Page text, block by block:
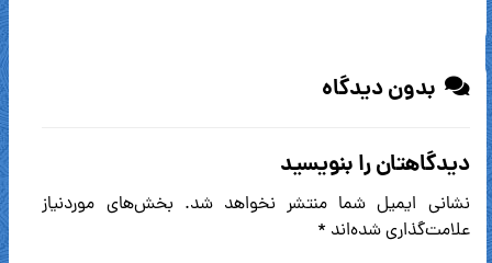
بدون دیدگاه
دیدگاهتان را بنویسید
نشانی ایمیل شما منتشر نخواهد شد. بخش‌های موردنیاز
علامت‌گذاری شده‌اند *